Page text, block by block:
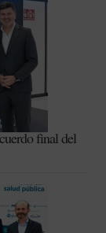
final del